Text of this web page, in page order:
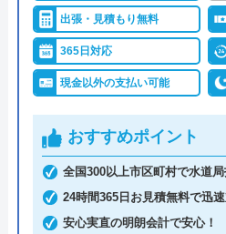
スムーズに対応して頂け
イレの交換部分もその都
かりました。
サービス提供を実現してい
依頼できるので、ぜひ確認
公式サイ
0120-
株式会社タイトのクチ
出張・見積もり無料
365日対応
現金以外の支払い可能
おすすめポイント
全国300以上市区町村で水道
24時間365日お見積無料で迅
安心実直の明朗会計で安心！